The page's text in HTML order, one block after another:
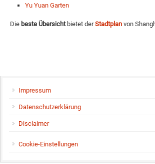
Yu Yuan Garten
Die beste Übersichtbietet derStadtplan von
Impressum
Datenschutzerklärung
Disclaimer
Cookie-Einstellungen